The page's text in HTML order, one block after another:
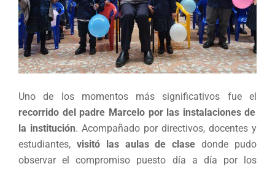
Uno de los momentos más significativos fue el
recorrido del padre Marcelo por las instalaciones de
la institución. Acompañado por directivos, docentes y
estudiantes, visitó las aulas de clase donde pudo
observar el compromiso puesto día a día por los